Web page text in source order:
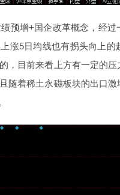
绩预增+国企改革概念，经
涨5日均线也有拐头向上
，目前来看上方有一定的
随着稀土永磁板块的出口